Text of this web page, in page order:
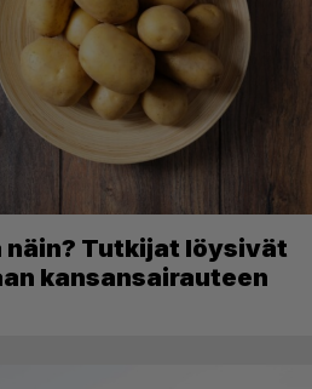
näin? Tutkijat löysivät
kansansairauteen